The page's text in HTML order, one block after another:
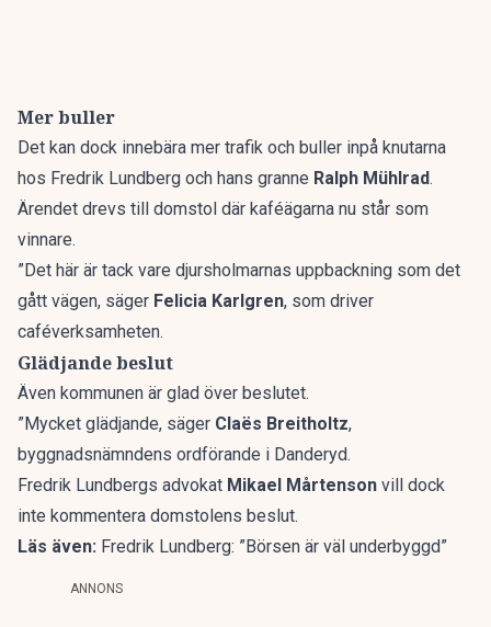
Mer buller
Det kan dock innebära mer trafik och buller inpå knutarna
hos Fredrik Lundberg och hans granne Ralph Mühlrad.
Ärendet drevs till domstol där kaféägarna nu står som
vinnare.
”Det här är tack vare djursholmarnas uppbackning som det
gått vägen, säger Felicia Karlgren, som driver
caféverksamheten.
Glädjande beslut
Även kommunen är glad över beslutet.
”Mycket glädjande, säger Claës Breitholtz,
byggnadsnämndens ordförande i Danderyd.
Fredrik Lundbergs advokat Mikael Mårtenson vill dock
inte kommentera domstolens beslut.
Läs även: Fredrik Lundberg: ”Börsen är väl underbyggd”
ANNONS